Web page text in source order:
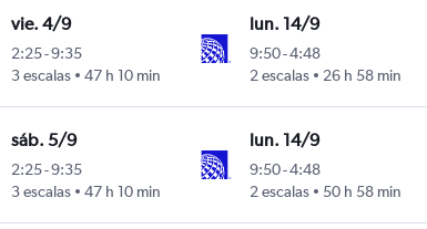
vie. 4/9
2:25-9:35
3 escalas
47 h 10 min
lun. 14/9
9:50-4:48
2 escalas
26 h 58 min
sáb. 5/9
2:25-9:35
3 escalas
47 h 10 min
lun. 14/9
9:50-4:48
2 escalas
50 h 58 min